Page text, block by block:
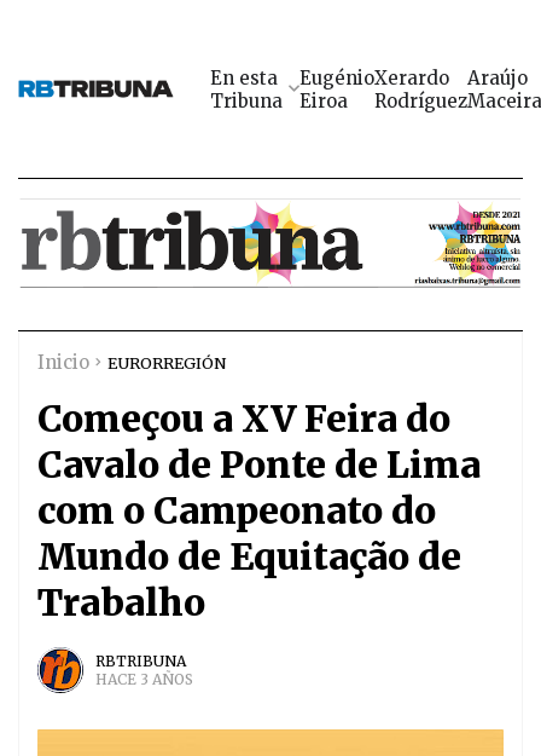
En esta
Tribuna
Eugénio
Eiroa
Xerardo
Rodríguez
Araújo
Maceira
Inicio EURORREGIÓN
Começou a XV Feira do
Cavalo de Ponte de Lima
com o Campeonato do
Mundo de Equitação de
Trabalho
RBTRIBUNA
HACE 3 AÑOS